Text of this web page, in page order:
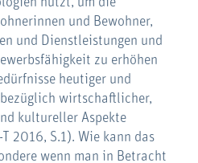
und Bewohner,
und Dienstleistungen und
zu erhöhen
heutiger und
wirtschaftlicher,
kultureller Aspekte
2016, S.1). Wie kann das
wenn man in Betracht